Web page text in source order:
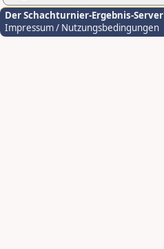
Der Schachturnier-Ergebnis-Server
Impressum / Nutzungsbedingungen